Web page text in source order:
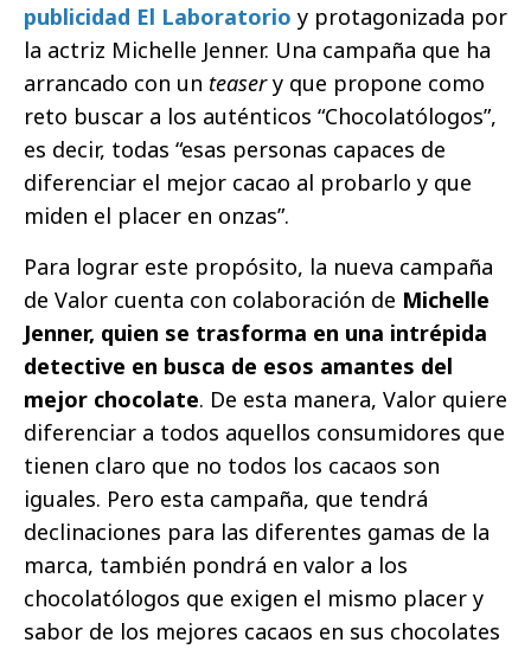
publicidad El Laboratorio y protagonizada por
la actriz Michelle Jenner. Una campaña que ha
arrancado con un teasery que propone como
reto buscar a los auténticos “Chocolatólogos”,
es decir, todas “esas personas capaces de
diferenciar el mejor cacao al probarlo y que
miden el placer en onzas”.
Para lograr este propósito, la nueva campaña
de Valor cuenta con colaboración de Michelle
Jenner, quien se trasforma en una intrépida
detective en busca de esos amantes del
mejor chocolate. De esta manera, Valor quiere
diferenciar a todos aquellos consumidores que
tienen claro que no todos los cacaos son
iguales. Pero esta campaña, que tendrá
declinaciones para las diferentes gamas de la
marca, también pondrá en valor a los
chocolatólogos que exigen el mismo placer y
sabor de los mejores cacaos en sus chocolates